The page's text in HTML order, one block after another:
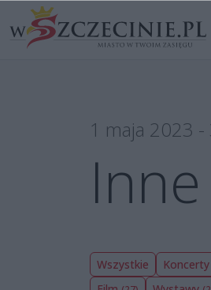
1 maja 2023
Inne
Wszystkie Koncerty